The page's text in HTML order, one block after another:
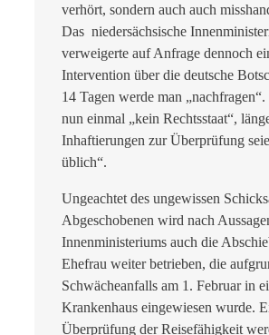
verhört, sondern auch auch
Das niedersächsische
verweigerte auf Anfrage dennoch
Intervention über die deutsche
14 Tagen werde man
nun einmal „kein Rechtsstaat“,
Inhaftierungen zur Überprüfung
üblich“.
Ungeachtet des ungewissen
Abgeschobenen wird nach
Innenministeriums auch die
Ehefrau weiter betrieben, die
Schwächeanfalls am 1. Februar in
Krankenhaus eingewiesen wurde.
Überprüfung der Reisefähigkeit